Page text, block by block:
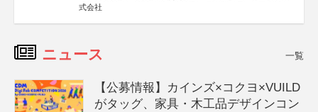
式会社
ニュース 一覧
【公募情報】カインズ×コクヨ×VUILD
がタッグ、家具・木工品デザインコン